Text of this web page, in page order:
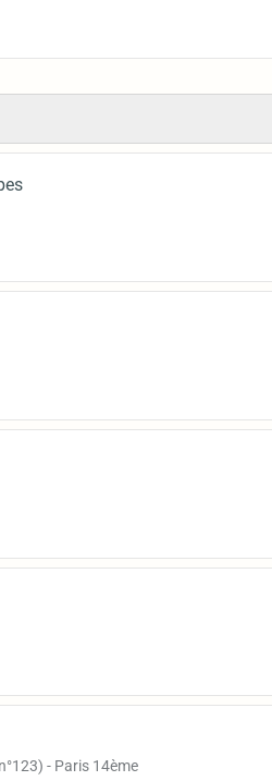
- Paris 14ème